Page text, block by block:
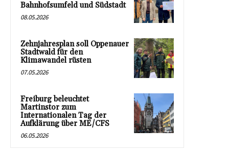
Bahnhofsumfeld und Südstadt
08.05.2026
Zehnjahresplan soll Oppenauer
Stadtwald für den
Klimawandel rüsten
07.05.2026
Freiburg beleuchtet
Martinstor zum
Internationalen Tag der
Aufklärung über ME/CFS
06.05.2026